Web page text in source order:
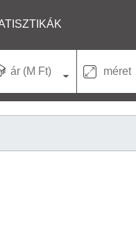
ár (M Ft) méret